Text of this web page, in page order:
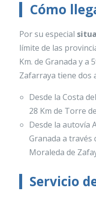
Cómo
Por su especial
límite de las
Km. de Granada y a
Zafarraya tiene dos
Desde la Costa
28 Km de Torre
Desde la autovía
Granada a través
Moraleda de
Servicio